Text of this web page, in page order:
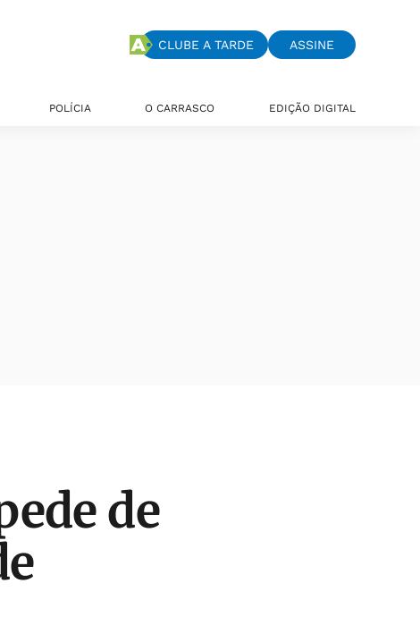
CLUBE A TARDE ASSINE
POLÍCIA O CARRASCO EDIÇÃO DIGITAL
de